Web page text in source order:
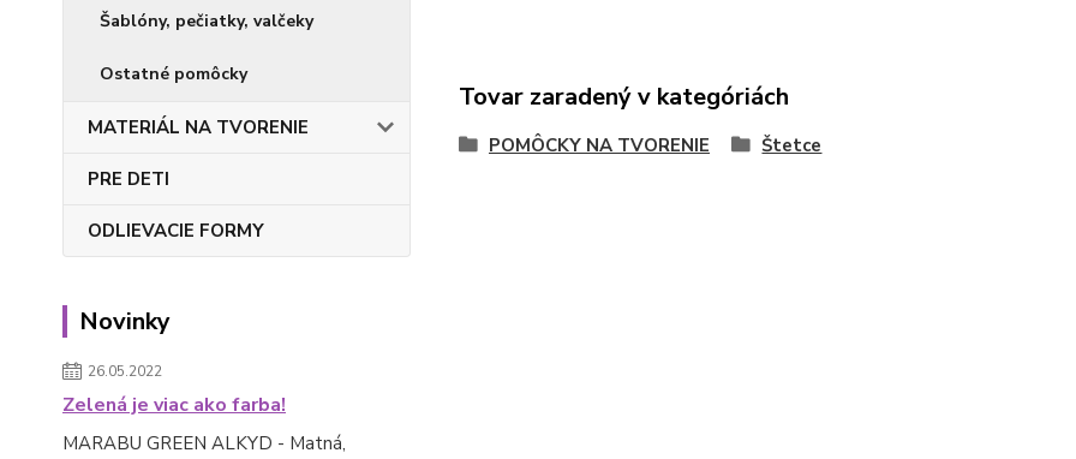
Šablóny, pečiatky, valčeky
Ostatné pomôcky
MATERIÁL NA TVORENIE
PRE DETI
ODLIEVACIE FORMY
Novinky
26.05.2022
Zelená je viac ako farba!
MARABU GREEN ALKYD - Matná,
Tovar zaradený v kategóriách
POMÔCKY NA TVORENIE Štetce